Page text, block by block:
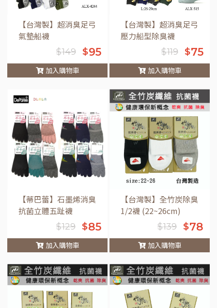
【台灣製】超消臭足弓
氣墊船襪
$149 $95
加入購物車
【台灣製】超消臭足弓
壓力船型除臭襪
$119 $75
加入購物車
【蒂巴蕾】石墨烯消臭
抗菌立體五趾襪
$129 $85
加入購物車
【台灣製】全竹炭除臭
1/2襪 (22~26cm)
$139 $78
加入購物車